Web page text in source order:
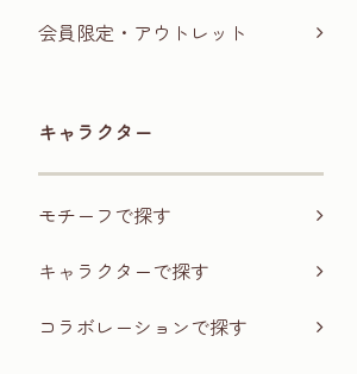
会員限定・アウトレット
キャラクター
モチーフで探す
キャラクターで探す
コラボレーションで探す